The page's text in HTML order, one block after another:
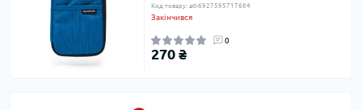
Код товару: atl-6927595717684
Закінчився
0
270 ₴